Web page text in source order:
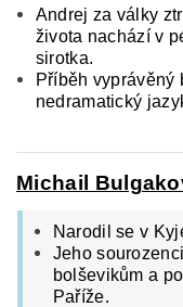
Andrej za války
života nachází v
sirotka.
Příběh vyprávěný
nedramatický
Michail
Narodil se v
Jeho
bolševikům a
Paříže.